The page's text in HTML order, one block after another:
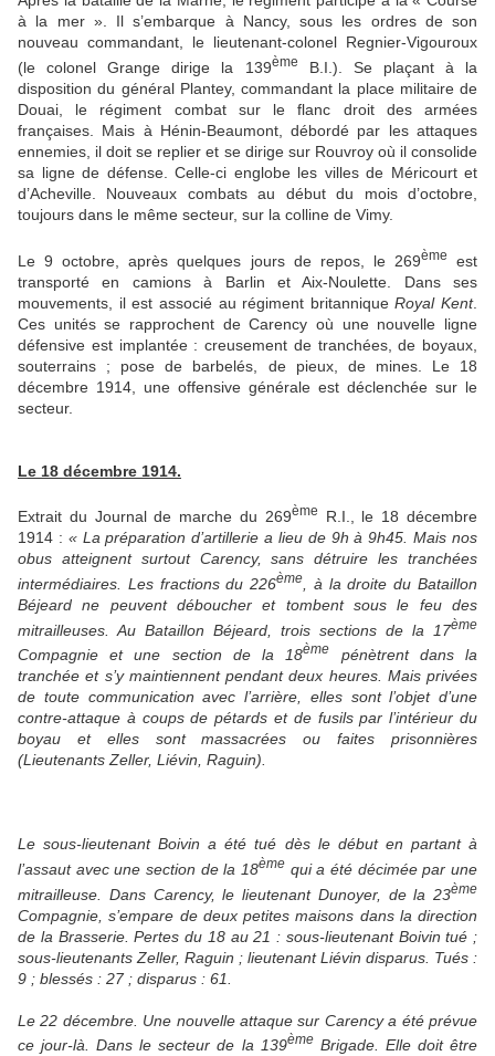
à la mer ». Il s’embarque à Nancy, sous les ordres de son
nouveau commandant, le lieutenant-colonel Regnier-Vigouroux
(le colonel Grange dirige la 139ème
B.I.). Se plaçant à la
disposition du général Plantey, commandant la place militaire de
Douai, le régiment combat sur le flanc droit des armées
françaises. Mais à Hénin-Beaumont, débordé par les attaques
ennemies, il doit se replier et se dirige sur Rouvroy où il consolide
sa ligne de défense. Celle-ci englobe les villes de Méricourt et
d’Acheville. Nouveaux combats au début du mois d’octobre,
toujours dans le même secteur, sur la colline de Vimy.
Le 9 octobre, après quelques jours de repos, le 269ème
est
transporté en camions à Barlin et Aix-Noulette. Dans ses
mouvements, il est associé au régiment britanniqueRoyal Kent.
Ces unités se rapprochent de Carency où une nouvelle ligne
défensive est implantée : creusement de tranchées, de boyaux,
souterrains ; pose de barbelés, de pieux, de mines. Le 18
décembre 1914, une offensive générale est déclenchée sur le
secteur.
Le 18 décembre 1914.
Extrait du Journal de marche du 269ème
R.I., le 18 décembre
1914 : « La préparation d’artillerie a lieu de 9h à 9h45. Mais nos
obus atteignent surtout Carency, sans détruire les tranchées
intermédiaires. Les fractions du 226ème
, à la droite du Bataillon
Béjeard ne peuvent déboucher et tombent sous le feu des
mitrailleuses. Au Bataillon Béjeard, trois sections de la 17ème
Compagnie et une section de la 18ème
pénètrent dans la
tranchée et s’y maintiennent pendant deux heures. Mais privées
de toute communication avec l’arrière, elles sont l’objet d’une
contre-attaque à coups de pétards et de fusils par l’intérieur du
boyau et elles sont massacrées ou faites prisonnières
(Lieutenants Zeller, Liévin, Raguin).
Le sous-lieutenant Boivin a été tué dès le début en partant à
l’assaut avec une section de la 18ème qui a été décimée par une
mitrailleuse. Dans Carency, le lieutenant Dunoyer, de la 23ème
Compagnie, s’empare de deux petites maisons dans la direction
de la Brasserie. Pertes du 18 au 21 : sous-lieutenant Boivin tué ;
sous-lieutenants Zeller, Raguin ; lieutenant Liévin disparus. Tués :
9 ; blessés : 27 ; disparus : 61.
Le 22 décembre. Une nouvelle attaque sur Carency a été prévue
ce jour-là. Dans le secteur de la 139èmeBrigade. Elle doit être